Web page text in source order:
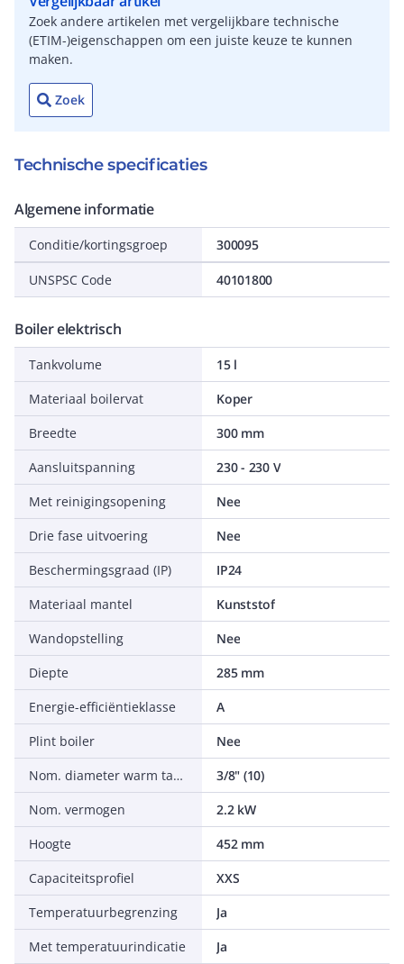
Zoek andere artikelen met vergelijkbare technische
(ETIM-)eigenschappen om een juiste keuze te kunnen
maken.
Zoek
Technische specificaties
Algemene informatie
Conditie/kortingsgroep 300095
UNSPSC Code 40101800
Boiler elektrisch
Tankvolume
15 l
Materiaal boilervat
Koper
Breedte
300 mm
Aansluitspanning
230 - 230 V
Met reinigingsopening
Nee
Drie fase uitvoering
Nee
Beschermingsgraad (IP)
IP24
Materiaal mantel
Kunststof
Wandopstelling
Nee
Diepte
285 mm
Energie-efficiëntieklasse
A
Plint boiler
Nee
Nom. diameter warm tapwater
3/8" (10)
Nom. vermogen
2.2 kW
Hoogte
452 mm
Capaciteitsprofiel
XXS
Temperatuurbegrenzing
Ja
Met temperatuurindicatie
Ja